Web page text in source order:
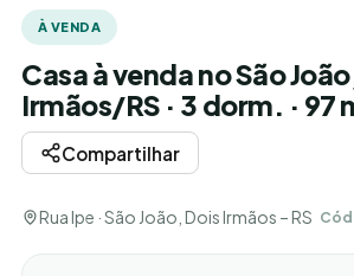
À VENDA
Casa à venda no São
Irmãos/RS · 3 dorm. · 97
Compartilhar
Rua Ipe · São João, Dois Irmãos – RS